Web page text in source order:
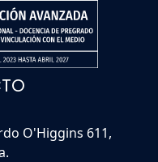
O'Higgins 611,